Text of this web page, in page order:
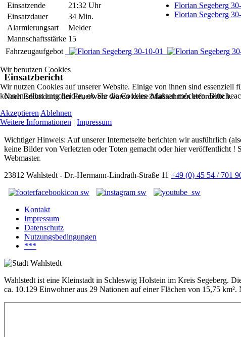
Einsatzende
21:32 Uhr
Einsatzdauer
34 Min.
Alarmierungsart
Melder
Mannschaftsstärke 15
Florian Segeberg
Florian Segeberg
Fahrzeugaufgebot
Einsatzbericht
Nach Erkundung der Feuerwehr waren keine Maßnahmen erforderlich.
Wichtiger Hinweis: Auf unserer Internetseite berichten wir ausführlich
keine Bilder von Verletzten oder Toten gemacht oder hier veröffentlicht !
Webmaster.
23812 Wahlstedt - Dr.-Hermann-Lindrath-Straße 11 +49 (0) 45 54 / 701
Kontakt
Impressum
Datenschutz
Nutzungsbedingungen
***
Wahlstedt ist eine Kleinstadt in Schleswig Holstein im Kreis Segeberg.
ca. 10.129 Einwohner aus 29 Nationen auf einer Flächen von 15,75
Wir benutzen Cookies
Wir nutzen Cookies auf unserer Website. Einige von ihnen sind essenziell
können selbst entscheiden, ob Sie die Cookies zulassen möchten. Bitte
Akzeptieren Ablehnen
Weitere Informationen | Impressum